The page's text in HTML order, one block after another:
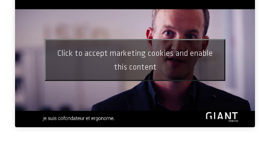
Click to accept marketing cookies and enable
this content